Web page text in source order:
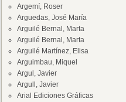
Argemí, Roser
Arguedas, José María
Arguilé Bernal, Marta
Arguilé Bernal, Marta
Arguilé Martínez, Elisa
Arguimbau, Miquel
Argul, Javier
Argull, Javier
Arial Ediciones Gráficas